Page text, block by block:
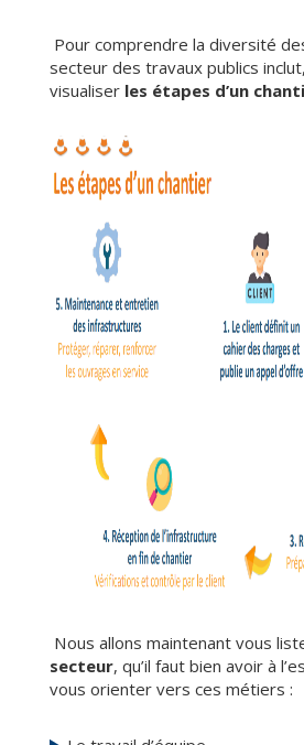
Pour comprendre la diversité
secteur des travaux publics
visualiser les étapes d’un
Nous allons maintenant vous
secteur, qu’il faut bien avoir à
vous orienter vers ces métiers :